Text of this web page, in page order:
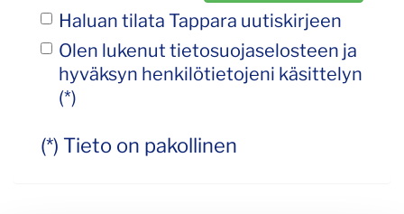
Haluan tilata Tappara uutiskirjeen
Olen lukenut tietosuojaselosteen ja
hyväksyn henkilötietojeni käsittelyn
(*)
(*) Tieto on pakollinen